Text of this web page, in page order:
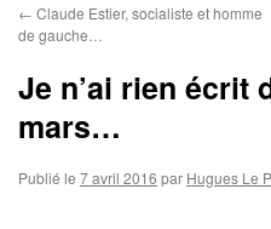
← Claude Estier, socialiste et homme
de gauche…
Je n’ai rien écrit
mars…
Publié le 7 avril 2016 par Hugues Le